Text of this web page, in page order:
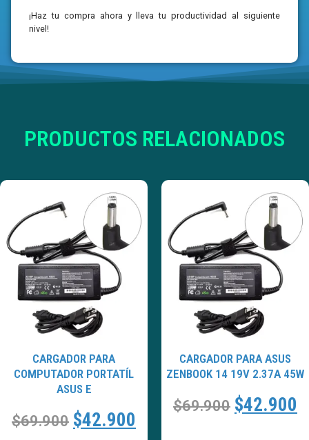
¡Haz tu compra ahora y lleva tu productividad al siguiente
nivel!
PRODUCTOS RELACIONADOS
CARGADOR PARA
COMPUTADOR PORTATÍL
ASUS E
$69.900 $42.900
CARGADOR PARA ASUS
ZENBOOK 14 19V 2.37A 45W
$69.900 $42.900